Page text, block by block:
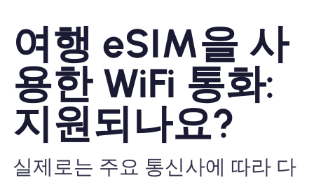
eSIM 정보
왜 Nomad eSIM?
여행 eSIM을 사
용한 WiFi 통화:
지원되나요?
실제로는 주요 통신사에 따라 다